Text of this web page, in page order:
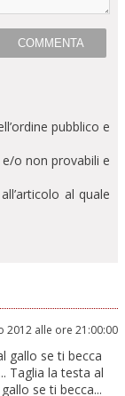
pubblico e
o non provabili e
al quale
2012 alle ore 21:00:00
gallo se ti becca
Taglia la testa al
se ti becca...